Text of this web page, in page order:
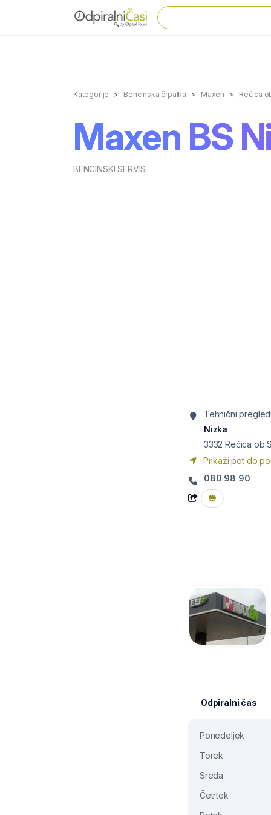
Kategorije Bencinska črpalka Maxen Rečica
Maxen BS
BENCINSKI SERVIS
Tehnični
Nizka
3332 Rečica ob
Prikaži pot do
080 98 90
Odpiralni čas
Ponedeljek
Torek
Sreda
Četrtek